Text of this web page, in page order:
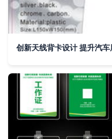
创新天线背卡设计 提升汽